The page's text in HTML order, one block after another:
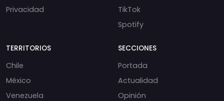
Privacidad
TikTok
Spotify
TERRITORIOS
Chile
México
Venezuela
SECCIONES
Portada
Actualidad
Opinión